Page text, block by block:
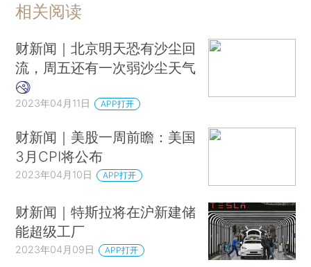
相关阅读
财新闻｜北京明天恐有沙尘回
流，周五还有一次弱沙尘天气
2023年04月11日 APP打开
财新闻｜美股一周前瞻：美国
3月CPI将公布
2023年04月10日 APP打开
财新闻｜特斯拉将在沪新建储
能超级工厂
2023年04月09日 APP打开